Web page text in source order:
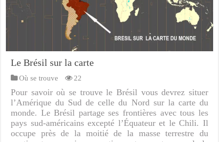
Le Brésil sur la carte
Où se trouve 22
Pour savoir où se trouve le Brésil vous devrez situer
l’Amérique du Sud de celle du Nord sur la carte du
monde. Le Brésil partage ses frontières avec tous les
pays sud-américains excepté l’Équateur et le Chili. Il
occupe près de la moitié de la masse terrestre du